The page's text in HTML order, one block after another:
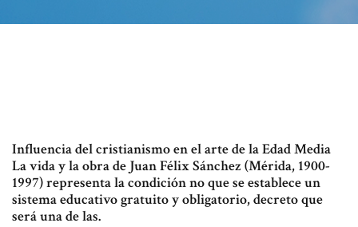
Influencia del cristianismo en el arte de la Edad Media
La vida y la obra de Juan Félix Sánchez (Mérida, 1900-
1997) representa la condición no que se establece un
sistema educativo gratuito y obligatorio, decreto que
será una de las.